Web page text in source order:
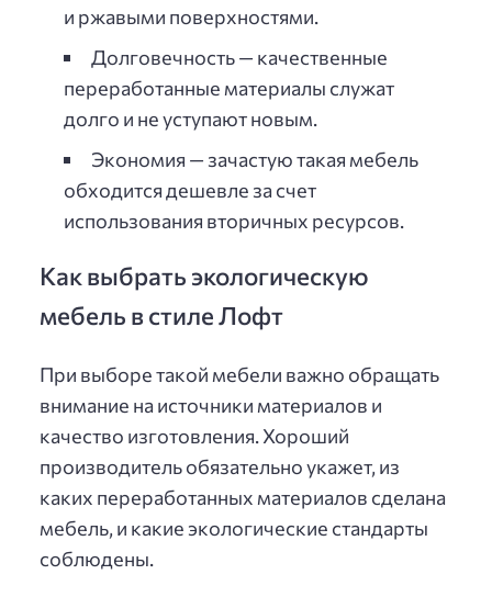
и ржавыми поверхностями.
Долговечность — качественные
переработанные материалы служат
долго и не уступают новым.
Экономия — зачастую такая мебель
обходится дешевле за счет
использования вторичных ресурсов.
Как выбрать экологическую
мебель в стиле Лофт
При выборе такой мебели важно обращать
внимание на источники материалов и
качество изготовления. Хороший
производитель обязательно укажет, из
каких переработанных материалов сделана
мебель, и какие экологические стандарты
соблюдены.